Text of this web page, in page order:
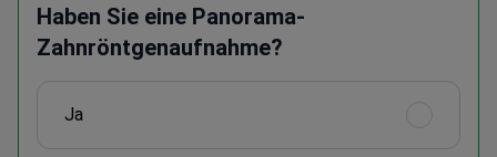
Haben Sie eine Panorama-
Zahnröntgenaufnahme?
Ja